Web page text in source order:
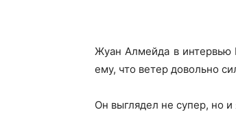
Жуан Алмейда в интервью
ему, что ветер довольно
Он выглядел не супер, но